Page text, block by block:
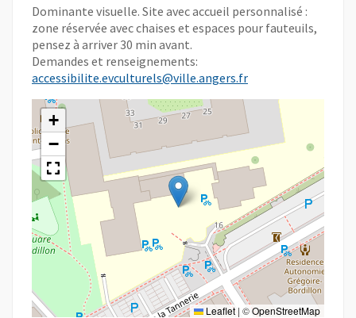
Dominante visuelle. Site avec accueil personnalisé :
zone réservée avec chaises et espaces pour fauteuils,
pensez à arriver 30 min avant.
Demandes et renseignements:
accessibilite.evculturels@ville.angers.fr
+
−
Leaflet | ©OpenStreetMap